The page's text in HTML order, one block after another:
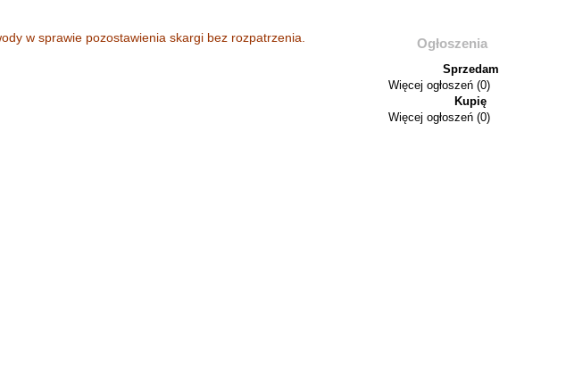
w sprawie pozostawienia skargi bez rozpatrzenia Ogłoszenia
Sprzedam
Więcej ogłoszeń (0)
Kupię
Więcej ogłoszeń (0)